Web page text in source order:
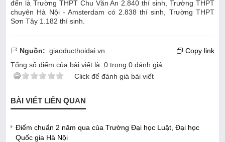
đến là Trường THPT Chu Văn An 2.840 thí sinh, Trường THPT
chuyên Hà Nội - Amsterdam có 2.838 thí sinh, Trường THPT
Sơn Tây 1.182 thí sinh.
Nguồn: giaoducthoidai.vn
Copy link
Tổng số điểm của bài viết là: 0 trong 0 đánh giá
Click để đánh giá bài viết
BÀI VIẾT LIÊN QUAN
Điểm chuẩn 2 năm qua của Trường Đại học Luật, Đại học
Quốc gia Hà Nội